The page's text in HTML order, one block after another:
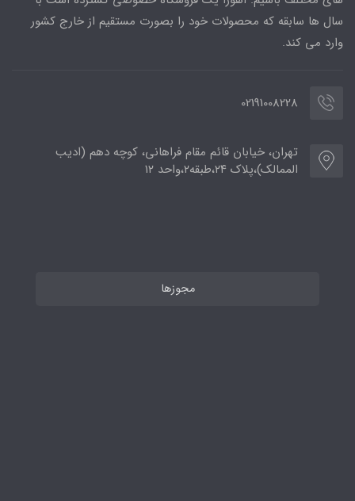
سال ها سابقه که محصولات خود را بصورت مستقیم از خارج کشور
وارد می کند.
02191008228
تهران، خیابان قائم مقام فراهانی، کوچه دهم (ادیب
الممالک)،پلاک ۲۴،طبقه۲،واحد ۱۲
مجوزها